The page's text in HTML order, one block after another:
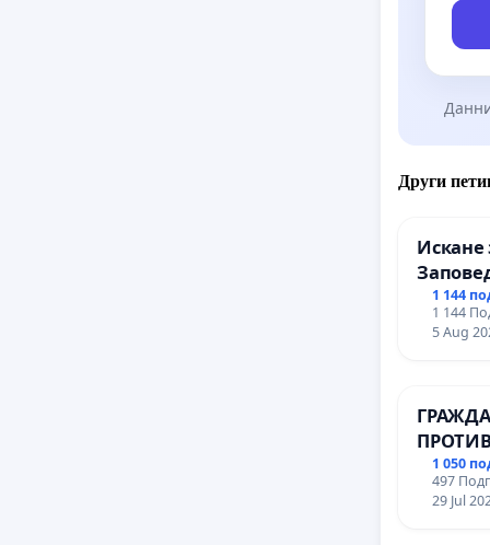
Други
Искане
гр.
1 144
1 144
5 Aug
1 050
497
29 Jul